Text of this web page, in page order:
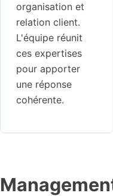
organisation et
relation client.
L'équipe réunit
ces expertises
pour apporter
une réponse
cohérente.